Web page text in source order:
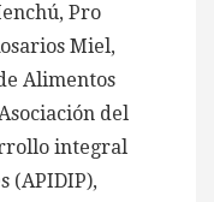
Pro
Miel,
Alimentos
del
integral
(APIDIP),